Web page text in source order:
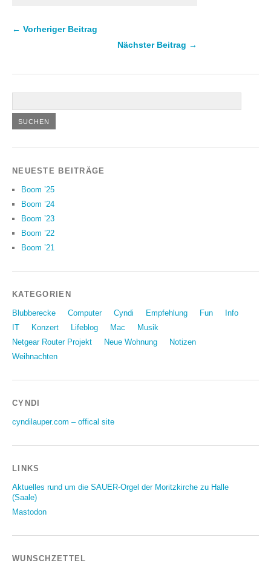
← Vorheriger Beitrag
Nächster Beitrag →
NEUESTE BEITRÄGE
Boom ’25
Boom ’24
Boom ’23
Boom ’22
Boom ’21
KATEGORIEN
Blubberecke Computer Cyndi Empfehlung Fun
Info
IT
Konzert Lifeblog Mac
Musik
Netgear Router Projekt
Neue Wohnung
Notizen
Weihnachten
CYNDI
cyndilauper.com – offical site
LINKS
Aktuelles rund um die SAUER-Orgel der Moritzkirche zu Halle
(Saale)
Mastodon
WUNSCHZETTEL